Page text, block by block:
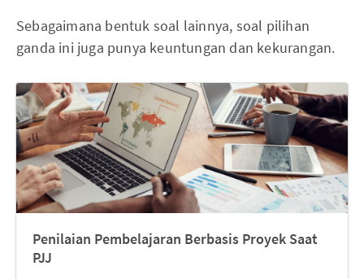
Sebagaimana bentuk soal lainnya, soal pilihan
ganda ini juga punya keuntungan dan kekurangan.
Penilaian Pembelajaran Berbasis Proyek Saat
PJJ